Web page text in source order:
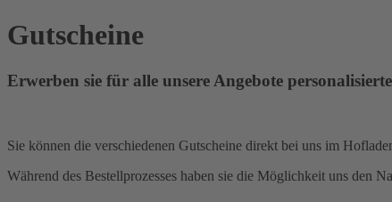
Gutscheine
Erwerben sie für alle unsere Angebote
Sie können die verschiedenen Gutscheine direkt bei uns im
Während des Bestellprozesses haben sie die Möglichkeit uns den